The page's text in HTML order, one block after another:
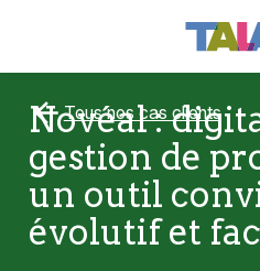
Tous nos cas clients
Novéal :
gestion de
un outil
évolutif et